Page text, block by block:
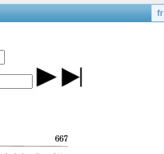
fr